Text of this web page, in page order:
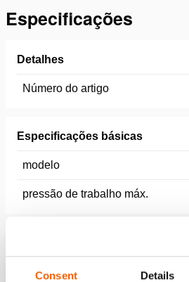
Consent Details
Especificações
Detalhes
Número do artigo
Especificações básicas
modelo
pressão de trabalho máx.
Conjunto de